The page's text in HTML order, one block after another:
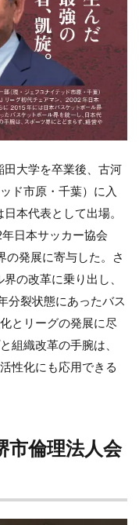
大学を卒業後、古河
ド市原・千葉）に入
本代表として出場。
日本サッカー協会
の発展に寄与した。さ
の改革に乗り出し、
分裂状態にあったバス
とリーグの発展に尽
組織改革の手腕は、
性化にも応用できる
市倫理法人会